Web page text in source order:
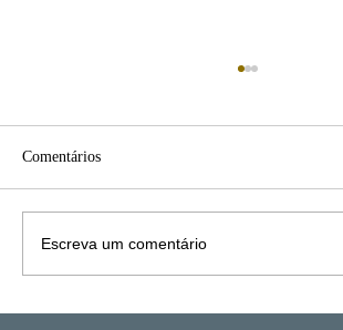
Comentários
Escreva um comentário